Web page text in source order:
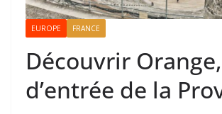
EUROPE FRANCE
Découvrir
d’entrée de la